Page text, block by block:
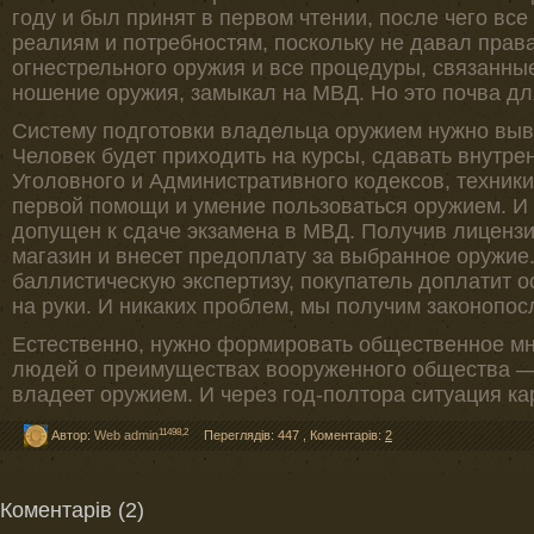
году и был принят в первом чтении, после чего
реалиям и потребностям, поскольку не давал
огнестрельного оружия и все процедуры,
ношение оружия, замыкал на МВД. Но это почва
Систему подготовки владельца оружием нужно
Человек будет приходить на курсы, сдавать
Уголовного и Административного кодексов,
первой помощи и умение пользоваться оружием. И
допущен к сдаче экзамена в МВД. Получив
магазин и внесет предоплату за выбранное
баллистическую экспертизу, покупатель доплатит
на руки. И никаких проблем, мы получим
Естественно, нужно формировать общественное
людей о преимуществах вооруженного общества
владеет оружием. И через год-полтора ситуация
Автор: Web admin11498,2 Переглядів: 447 Коментарів: 2
Коментарів (2)